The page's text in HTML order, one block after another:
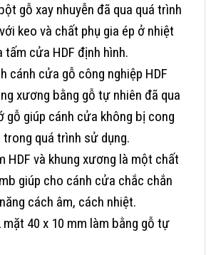
gỗ xay nhuyễn đã qua quá trình
keo và chất phụ gia ép ở nhiệt
tấm cửa HDF định hình.
cánh cửa gỗ công nghiệp HDF
xương bằng gỗ tự nhiên đã qua
gỗ giúp cánh cửa không bị cong
quá trình sử dụng.
HDF và khung xương là một chất
giúp cho cánh cửa chắc chắn
cách âm, cách nhiệt.
40 x 10 mm làm bằng gỗ tự